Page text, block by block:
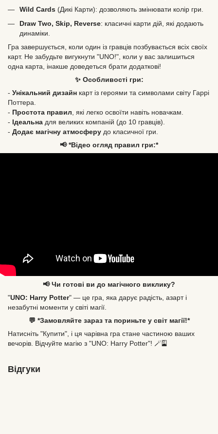
Wild Cards (Дикі Карти): дозволяють змінювати колір гри.
Draw Two, Skip, Reverse: класичні карти дій, які додають
динаміки.
Гра завершується, коли один із гравців позбувається всіх своїх
карт. Не забудьте вигукнути "UNO!", коли у вас залишиться
одна карта, інакше доведеться брати додаткові!
✨ Особливості гри:
- Унікальний дизайн карт із героями та символами світу Гаррі
Поттера.
- Простота правил , які легко освоїти навіть новачкам.
- Ідеальна для великих компаній (до 10 гравців).
- Додає магічну атмосферу до класичної гри.
📢 *Відео огляд правил гри:*
📢 Чи готові ви до магічного виклику?
"UNO: Harry Potter" — це гра, яка дарує радість, азарт і
незабутні моменти у світі магії.
💬 *Замовляйте зараз та пориньте у світ магії!*
Натисніть "Купити", і ця чарівна гра стане частиною ваших
вечорів. Відчуйте магію з "UNO: Harry Potter"! 🪄🎴
Відгуки